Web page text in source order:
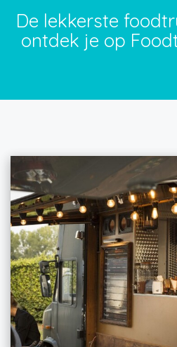
De lekkerste
ontdek je op